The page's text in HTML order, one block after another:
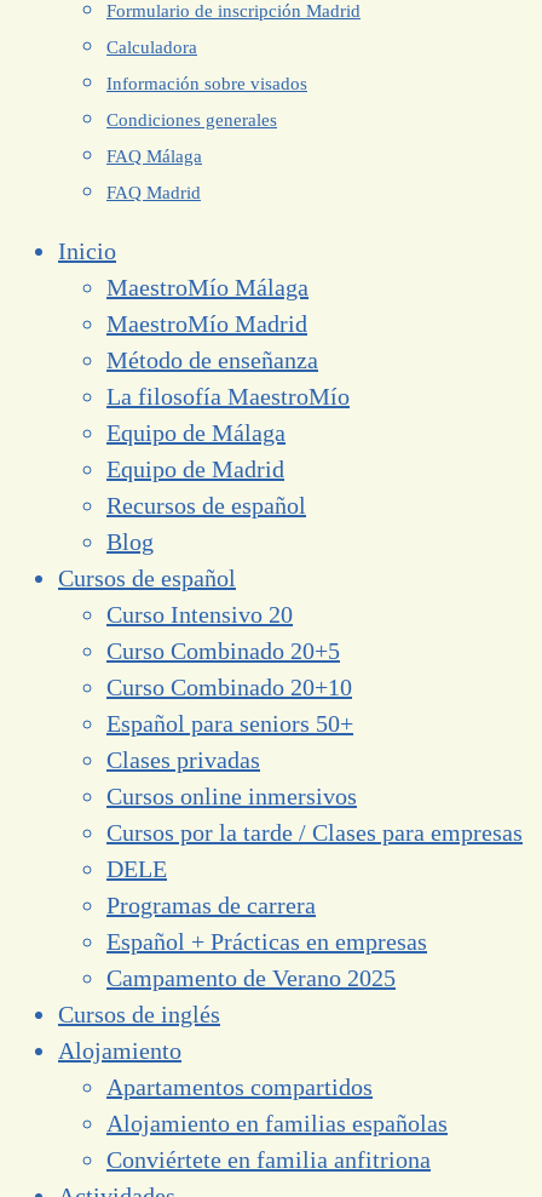
Formulario de inscripción Madrid
Calculadora
Información sobre visados
Condiciones generales
FAQ Málaga
FAQ Madrid
Inicio
MaestroMío Málaga
MaestroMío Madrid
Método de enseñanza
La filosofía MaestroMío
Equipo de Málaga
Equipo de Madrid
Recursos de español
Blog
Cursos de español
Curso Intensivo 20
Curso Combinado 20+5
Curso Combinado 20+10
Español para seniors 50+
Clases privadas
Cursos online inmersivos
Cursos por la tarde / Clases para empresas
DELE
Programas de carrera
Español + Prácticas en empresas
Campamento de Verano 2025
Cursos de inglés
Alojamiento
Apartamentos compartidos
Alojamiento en familias españolas
Conviértete en familia anfitriona